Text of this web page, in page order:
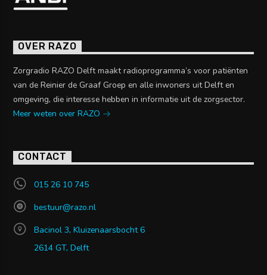
OVER RAZO
Zorgradio RAZO Delft maakt radioprogramma’s voor patiënten
van de Reinier de Graaf Groep en alle inwoners uit Delft en
omgeving, die interesse hebben in informatie uit de zorgsector.
Meer weten over RAZO
CONTACT
015 26 10 745
bestuur@razo.nl
Bacinol 3, Kluizenaarsbocht 6
2614 GT, Delft